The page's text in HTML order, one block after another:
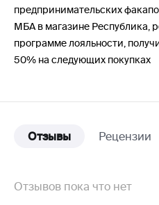
предпринимательских
МБА в магазине Республика,
программе лояльности,
50% на следующих покупках
Отзывы Рецензии
Отзывов пока что нет